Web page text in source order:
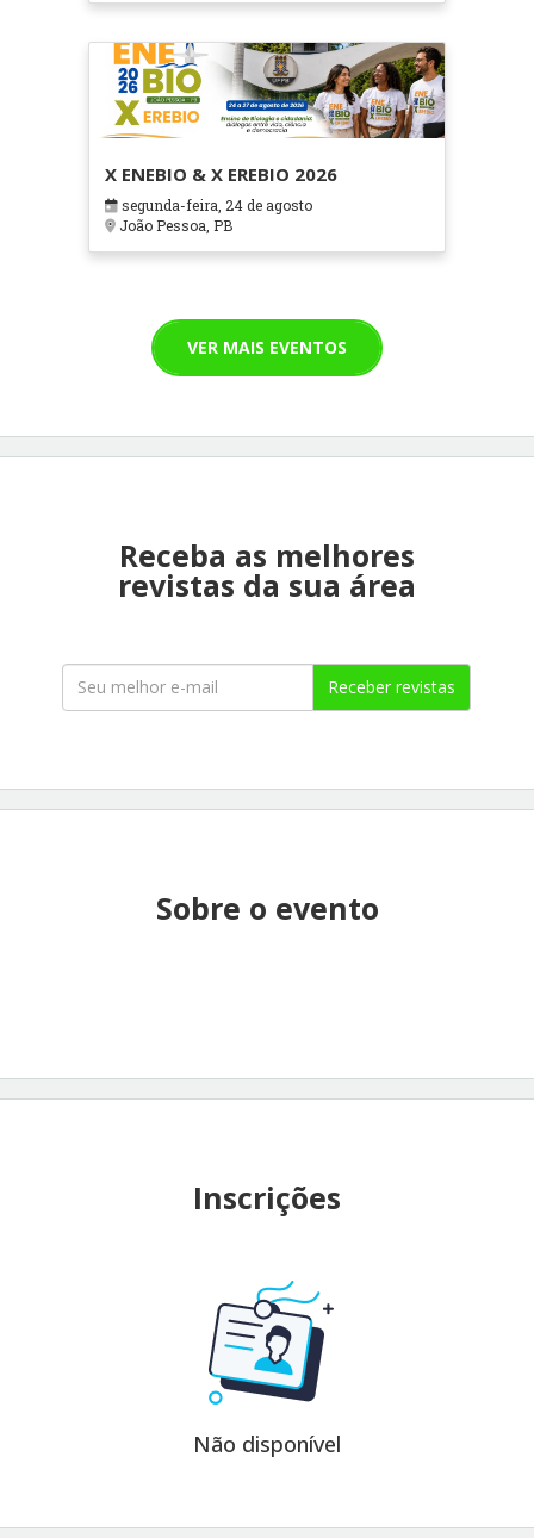
X ENEBIO & X EREBIO 2026
segunda-feira, 24 de agosto
João Pessoa, PB
VER MAIS EVENTOS
Receba as melhores
revistas da sua área
Receber revistas
Sobre o evento
Inscrições
Não disponível